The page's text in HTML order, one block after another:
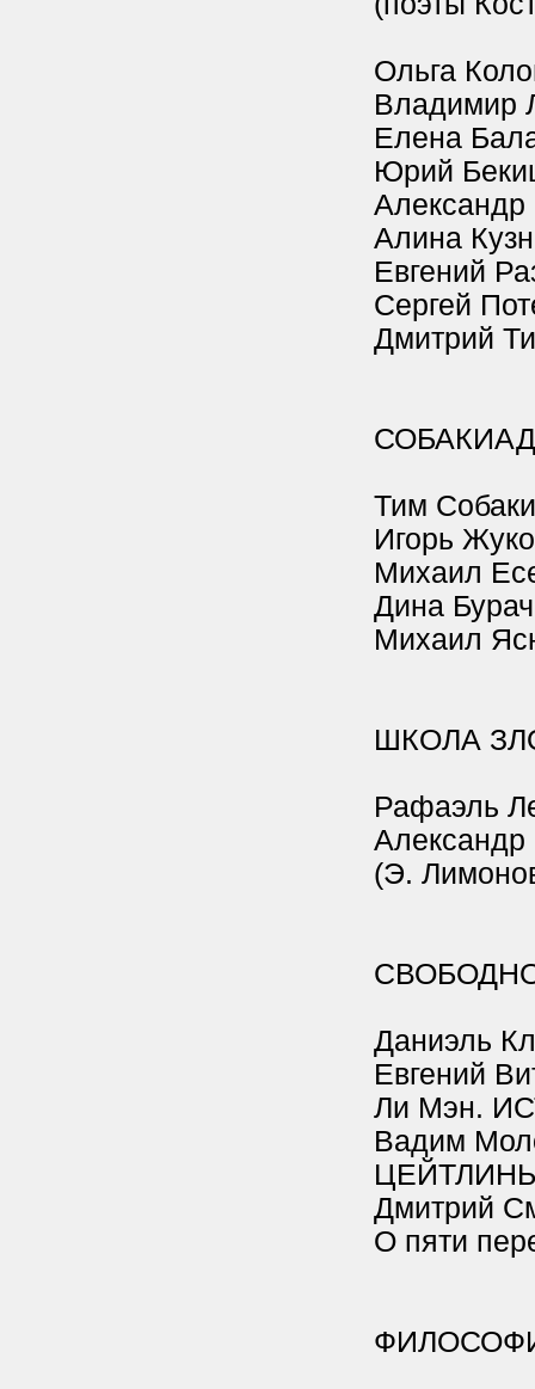
Ольга
Владимир
Елена
Юрий
Александр
Алина
Евгений
Сергей
Дмитрий
Тим
Игорь
Михаил
Дина
Михаил
ШКОЛА
Рафаэль
(Э.
Даниэль
Евгений
Ли Мэн.
Вадим
Дмитрий
О пяти